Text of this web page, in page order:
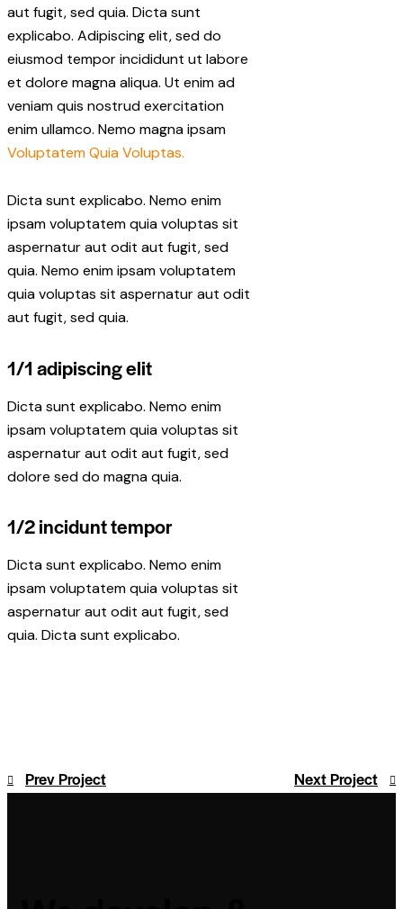
aut fugit, sed quia. Dicta sunt
explicabo. Adipiscing elit, sed do
eiusmod tempor incididunt ut labore
et dolore magna aliqua. Ut enim ad
veniam quis nostrud exercitation
enim ullamco. Nemo magna ipsam
Voluptatem Quia Voluptas.
Dicta sunt explicabo. Nemo enim
ipsam voluptatem quia voluptas sit
aspernatur aut odit aut fugit, sed
quia. Nemo enim ipsam voluptatem
quia voluptas sit aspernatur aut odit
aut fugit, sed quia.
1/1 adipiscing elit
Dicta sunt explicabo. Nemo enim
ipsam voluptatem quia voluptas sit
aspernatur aut odit aut fugit, sed
dolore sed do magna quia.
1/2 incidunt tempor
Dicta sunt explicabo. Nemo enim
ipsam voluptatem quia voluptas sit
aspernatur aut odit aut fugit, sed
quia. Dicta sunt explicabo.
Prev Project Next Project